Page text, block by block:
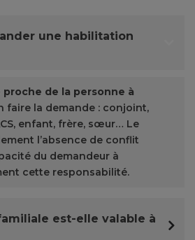
une habilitation
de la personne à
faire la demande : conjoint,
enfant, frère, sœur… Le
l’absence de conflit
du demandeur à
cette responsabilité.
est-elle valable à